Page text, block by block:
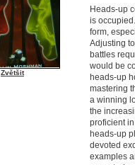
Zvětšit
Heads-up
is
form,
Adjusting
battles
would be
heads-up
mastering
a winning
the
proficient
heads-up
devoted
examples